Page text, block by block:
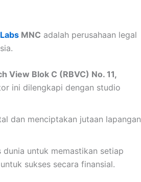
MNC adalah perusahaan legal
View Blok C (RBVC) No. 11,
ini dilengkapi dengan studio
dan menciptakan jutaan lapangan
untuk memastikan setiap
sukses secara finansial.